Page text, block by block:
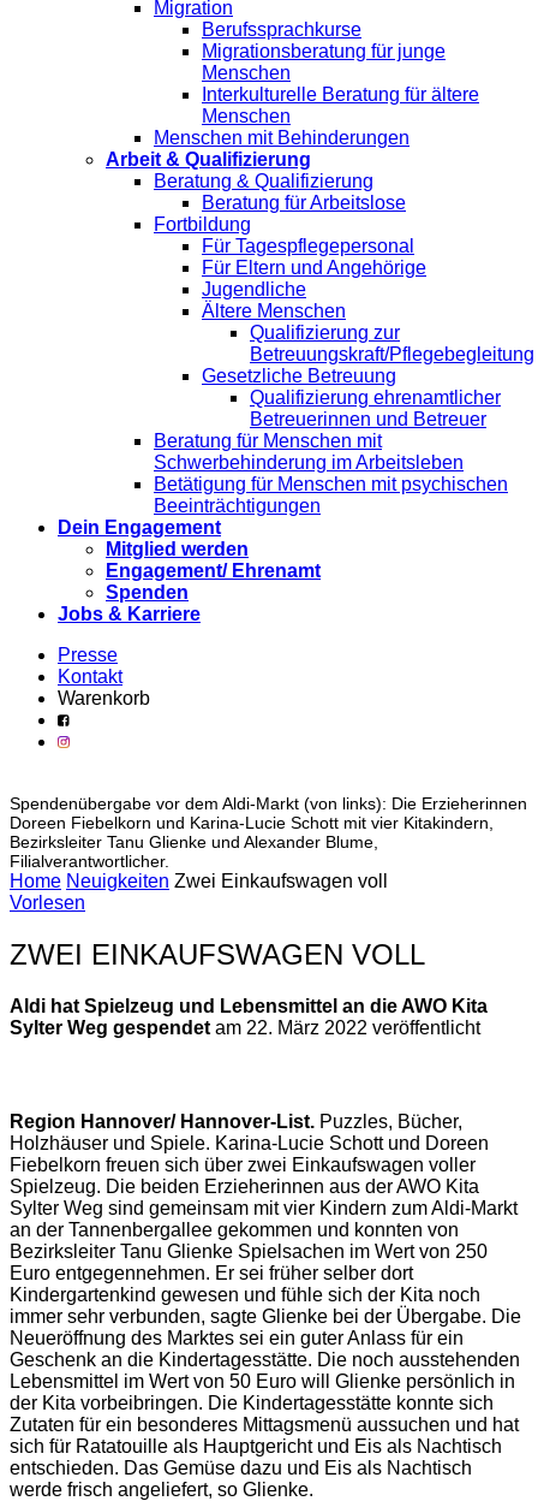
Migration
Berufssprachkurse
Migrationsberatung für junge
Menschen
Interkulturelle Beratung für ältere
Menschen
Menschen mit Behinderungen
Arbeit & Qualifizierung
Beratung & Qualifizierung
Beratung für Arbeitslose
Fortbildung
Für Tagespflegepersonal
Für Eltern und Angehörige
Jugendliche
Ältere Menschen
Qualifizierung zur
Betreuungskraft/Pflegebegleitung
Gesetzliche Betreuung
Qualifizierung ehrenamtlicher
Betreuerinnen und Betreuer
Beratung für Menschen mit
Schwerbehinderung im Arbeitsleben
Betätigung für Menschen mit psychischen
Beeinträchtigungen
Dein Engagement
Mitglied werden
Engagement/ Ehrenamt
Spenden
Jobs & Karriere
Presse
Kontakt
Warenkorb
Spendenübergabe vor dem Aldi-Markt (von links): Die Erzieherinnen
Doreen Fiebelkorn und Karina-Lucie Schott mit vier Kitakindern,
Bezirksleiter Tanu Glienke und Alexander Blume,
Filialverantwortlicher.
Home Neuigkeiten Zwei Einkaufswagen voll
Vorlesen
ZWEI EINKAUFSWAGEN VOLL
Aldi hat Spielzeug und Lebensmittel an die AWO Kita
Sylter Weg gespendet am 22. März 2022 veröffentlicht
Region Hannover/ Hannover-List. Puzzles, Bücher,
Holzhäuser und Spiele. Karina-Lucie Schott und Doreen
Fiebelkorn freuen sich über zwei Einkaufswagen voller
Spielzeug. Die beiden Erzieherinnen aus der AWO Kita
Sylter Weg sind gemeinsam mit vier Kindern zum Aldi-Markt
an der Tannenbergallee gekommen und konnten von
Bezirksleiter Tanu Glienke Spielsachen im Wert von 250
Euro entgegennehmen. Er sei früher selber dort
Kindergartenkind gewesen und fühle sich der Kita noch
immer sehr verbunden, sagte Glienke bei der Übergabe. Die
Neueröffnung des Marktes sei ein guter Anlass für ein
Geschenk an die Kindertagesstätte. Die noch ausstehenden
Lebensmittel im Wert von 50 Euro will Glienke persönlich in
der Kita vorbeibringen. Die Kindertagesstätte konnte sich
Zutaten für ein besonderes Mittagsmenü aussuchen und hat
sich für Ratatouille als Hauptgericht und Eis als Nachtisch
entschieden. Das Gemüse dazu und Eis als Nachtisch
werde frisch angeliefert, so Glienke.